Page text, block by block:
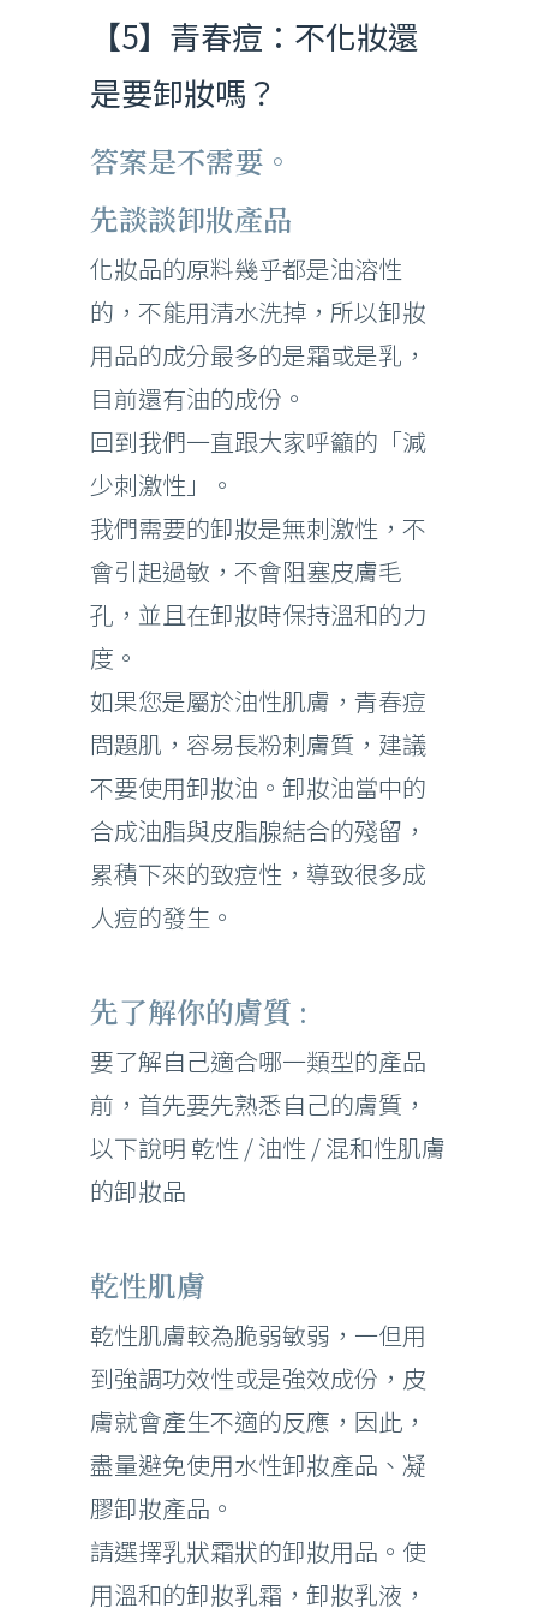
【5】青春痘：不化妝還
是要卸妝嗎？
答案是不需要。
先談談卸妝產品
化妝品的原料幾乎都是油溶性
的，不能用清水洗掉，所以卸妝
用品的成分最多的是霜或是乳，
目前還有油的成份。
回到我們一直跟大家呼籲的「減
少刺激性」。
我們需要的卸妝是無刺激性，不
會引起過敏，不會阻塞皮膚毛
孔，並且在卸妝時保持溫和的力
度。
如果您是屬於油性肌膚，青春痘
問題肌，容易長粉刺膚質，建議
不要使用卸妝油。卸妝油當中的
合成油脂與皮脂腺結合的殘留，
累積下來的致痘性，導致很多成
人痘的發生。
先了解你的膚質 :
要了解自己適合哪一類型的產品
前，首先要先熟悉自己的膚質，
以下說明 乾性 / 油性 / 混和性肌膚
的卸妝品
乾性肌膚
乾性肌膚較為脆弱敏弱，一但用
到強調功效性或是強效成份，皮
膚就會產生不適的反應，因此，
盡量避免使用水性卸妝產品、凝
膠卸妝產品。
請選擇乳狀霜狀的卸妝用品。使
用溫和的卸妝乳霜，卸妝乳液，